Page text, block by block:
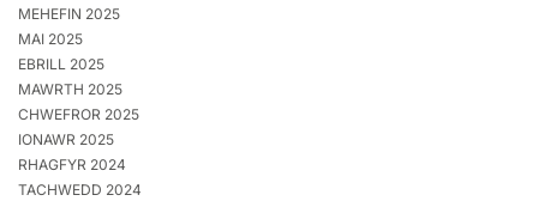
MEHEFIN 2025
MAI 2025
EBRILL 2025
MAWRTH 2025
CHWEFROR 2025
IONAWR 2025
RHAGFYR 2024
TACHWEDD 2024